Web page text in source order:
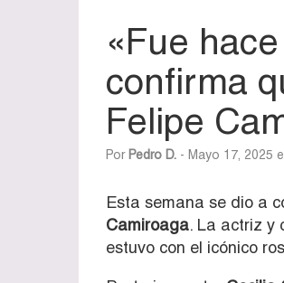
«Fue
confirma
Felipe
Por Pedro D. - Mayo 17, 2025
Esta semana se dio a
Camiroaga. La actriz y
estuvo con el icónico